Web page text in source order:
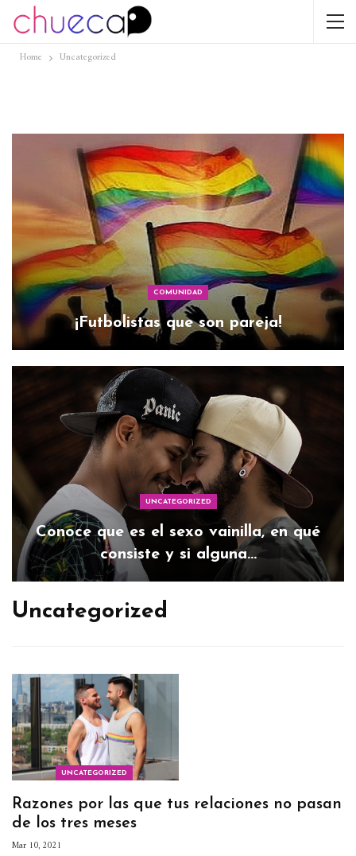
Home Uncategorized
COMUNIDAD
¡Futbolistas que son pareja!
UNCATEGORIZED
Conoce que es el sexo vainilla, en qué
consiste y si alguna…
Uncategorized
UNCATEGORIZED
Razones por las que tus relaciones no pasan
de los tres meses
Mar 10, 2021